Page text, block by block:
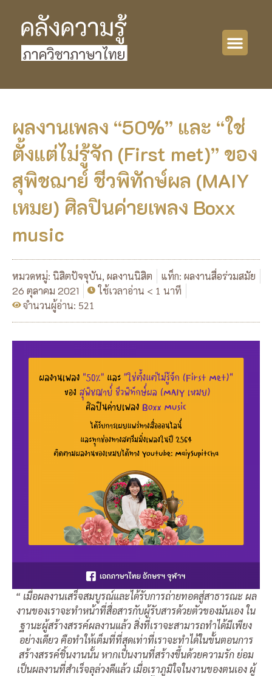
ผลงานเพลง “50%” และ “ใช่
ตั้งแต่ไม่รู้จัก (First met)” ของ
สุพิชฌาย์ ชีวพิทักษ์ผล (MAIY
เหมย) ศิลปินค่ายเพลง Boxx
music
หมวดหมู่: นิสิตปัจจุบัน, ผลงานนิสิต แท็ก: ผลงานสื่อร่วมสมัย
26 ตุลาคม 2021
ใช้เวลาอ่าน < 1 นาที
จำนวนผู้อ่าน: 521
“ เมื่อผลงานเสร็จสมบูรณ์และได้รับการถ่ายทอดสู่สาธารณะ ผล
งานของเราจะทำหน้าที่สื่อสารกับผู้รับสารด้วยตัวของมันเอง ใน
ฐานะผู้สร้างสรรค์ผลงานแล้ว สิ่งที่เราจะสามารถทำได้มีเพียง
อย่างเดียว คือทำให้เต็มที่ที่สุดเท่าที่เราจะทำได้ในขั้นตอนการ
สร้างสรรค์ชิ้นงานนั้น หากเป็นงานที่สร้างขึ้นด้วยความรัก ย่อม
เป็นผลงานที่สำเร็จลุล่วงดีแล้ว เมื่อเราภูมิใจในงานของตนเอง ผู้